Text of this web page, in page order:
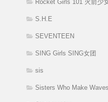
Rocket Girls 101 火箭少
S.H.E
SEVENTEEN
SING Girls SING女团
sis
Sisters Who Make